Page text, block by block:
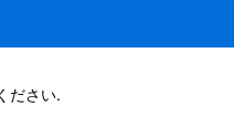
ださい.